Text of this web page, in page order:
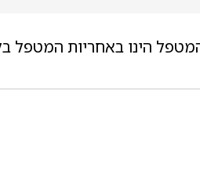
הינו באחריות המטפל